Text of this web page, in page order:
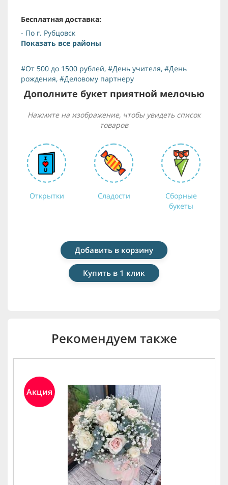
Бесплатная доставка:
- По г. Рубцовск
Показать все районы
#От 500 до 1500 рублей, #День учителя, #День
рождения, #Деловому партнеру
Дополните букет приятной мелочью
Нажмите на изображение, чтобы увидеть список
товаров
Открытки Сладости
Сборные
букеты
Добавить в корзину
Купить в 1 клик
Рекомендуем также
Акция